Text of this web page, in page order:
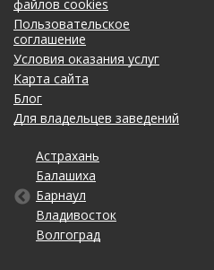
файлов cookies
Пользовательское
соглашение
Условия оказания услуг
Карта сайта
Блог
Для владельцев заведений
Астрахань
Балашиха
Барнаул
Владивосток
Волгоград
Калининград
Кемерово
Киров
Краснодар
Красноярск
Омск
Оренбург
Пенза
Пермь
Ростов-на-Дону
Тольятти
Томск
Тула
Тюмень
Ульяновск